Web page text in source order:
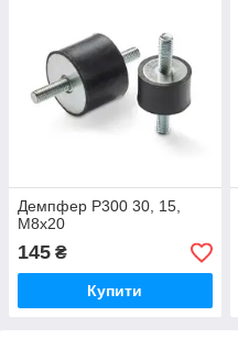
Демпфер P300 30, 15,
M8x20
145 ₴
Купити